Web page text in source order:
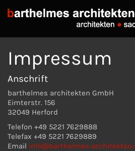
Impressum
Anschrift
barthelmes architekten GmbH
Eimterstr. 156
32049 Herford
Telefon +49 5221 7629888
Telefax +49 5221 7629889
Email info@barthelmes-